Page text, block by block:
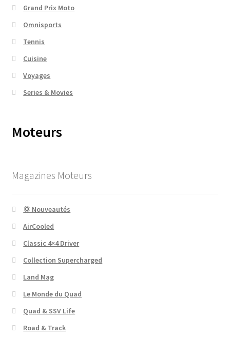
Grand Prix Moto
Omnisports
Tennis
Cuisine
Voyages
Series & Movies
Moteurs
Magazines Moteurs
💢 Nouveautés
AirCooled
Classic 4×4 Driver
Collection Supercharged
Land Mag
Le Monde du Quad
Quad & SSV Life
Road & Track